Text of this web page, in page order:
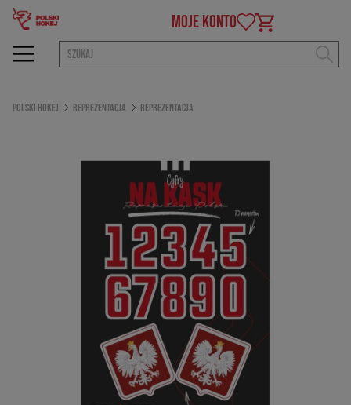
MOJE KONTO
Polski Hokej Reprezentacja Reprezentacja